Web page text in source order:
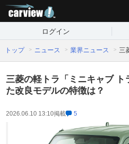
ログイン
トップ ニュース 業界ニュース 三
三菱の軽トラ「ミニキャブ ト
た改良モデルの特徴は？
2026.06.10 13:10掲載 5